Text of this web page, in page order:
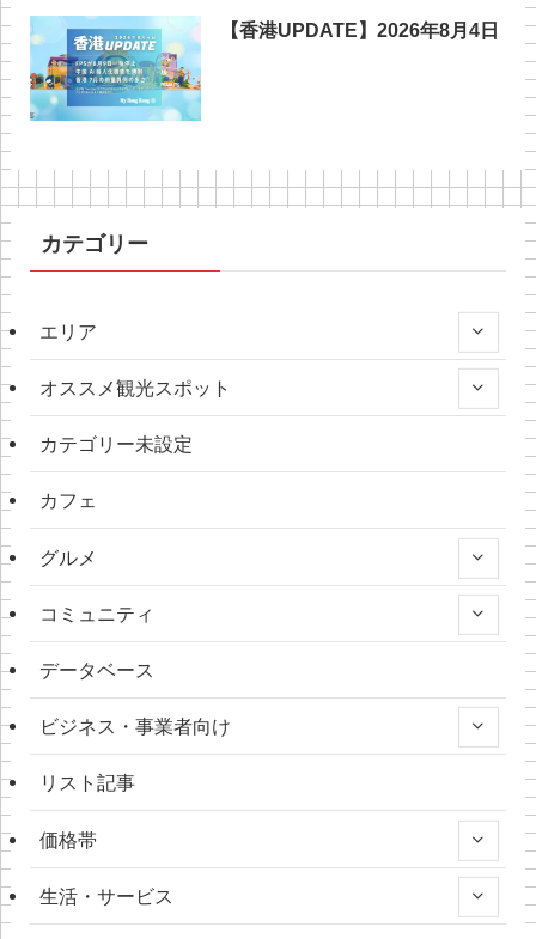
【香港UPDATE】2026年8月4日
カテゴリー
エリア
オススメ観光スポット
カテゴリー未設定
カフェ
グルメ
コミュニティ
データベース
ビジネス・事業者向け
リスト記事
価格帯
生活・サービス